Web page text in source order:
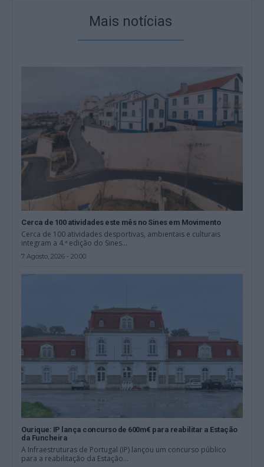
Mais notícias
Cerca de 100 atividades este mês no Sines em Movimento
Cerca de 100 atividades desportivas, ambientais e culturais
integram a 4.ª edição do Sines...
7 Agosto, 2026 - 20:00
Ourique: IP lança concurso de 600m€ para reabilitar a Estação
da Funcheira
A Infraestruturas de Portugal (IP) lançou um concurso público
para a reabilitação da Estação...